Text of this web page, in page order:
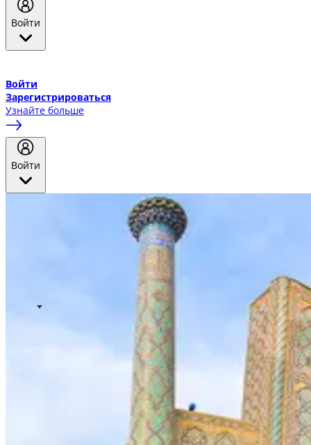
Войти
Войти
Зарегистрироваться
Узнайте больше
Войти